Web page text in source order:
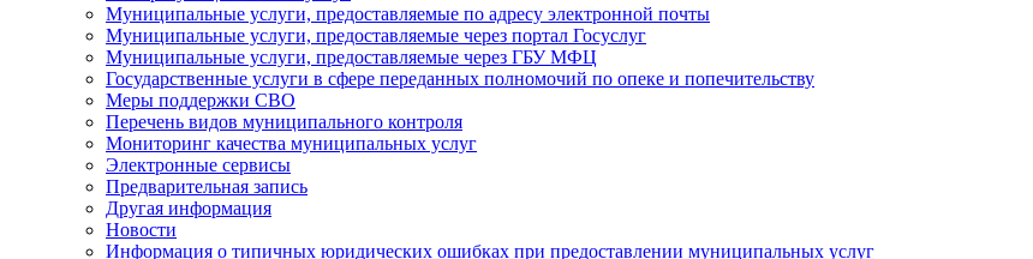
Муниципальные услуги, предоставляемые по адресу электронной почты
Муниципальные услуги, предоставляемые через портал Госуслуг
Муниципальные услуги, предоставляемые через ГБУ МФЦ
Государственные услуги в сфере переданных полномочий по опеке и попечительству
Меры поддержки СВО
Перечень видов муниципального контроля
Мониторинг качества муниципальных услуг
Электронные сервисы
Предварительная запись
Другая информация
Новости
Информация о типичных юридических ошибках при предоставлении муниципальных услуг